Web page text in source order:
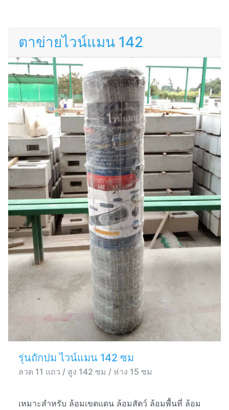
ตาข่ายไวน์แมน 142
รุ่นถักปม ไวน์แมน 142 ซม
ลวด 11 แถว / สูง 142 ซม / ห่าง 15 ซม
เหมาะสำหรับ ล้อมเขตแดน ล้อมสัตว์ ล้อมพื้นที่ ล้อม